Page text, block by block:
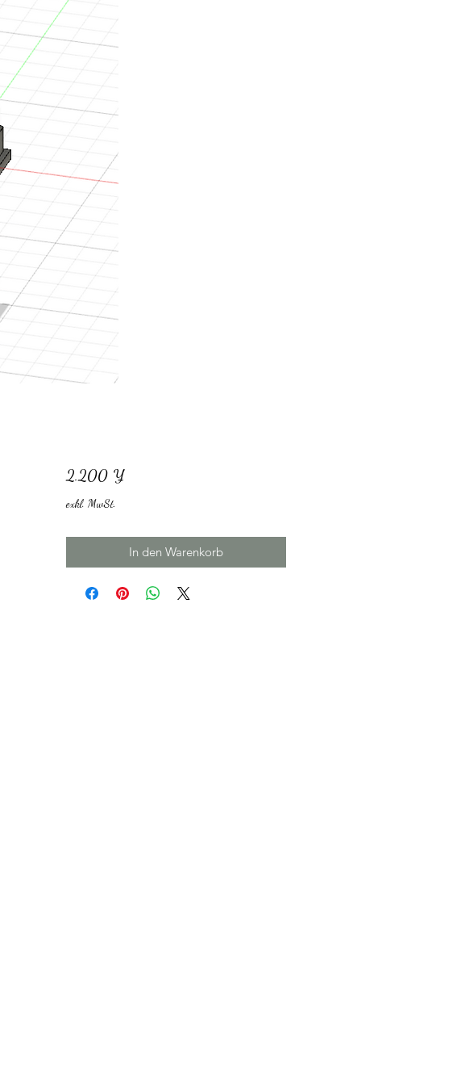
2.200 ¥Preis
exkl. MwSt.
In den Warenkorb